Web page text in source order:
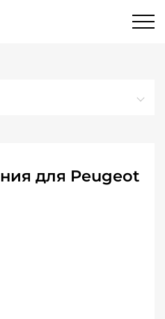
для Peugeot